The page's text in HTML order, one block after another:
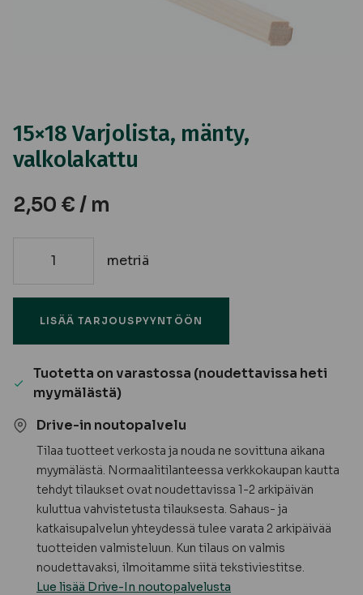
15×18 Varjolista, mänty,
valkolakattu
2,50 € / m
valkolakattu
määrä
metriä
LISÄÄ TARJOUSPYYNTÖÖN
Tuotetta on varastossa (noudettavissa heti
myymälästä)
Drive-in noutopalvelu
Tilaa tuotteet verkosta ja nouda ne sovittuna aikana
myymälästä. Normaalitilanteessa verkkokaupan kautta
tehdyt tilaukset ovat noudettavissa 1-2 arkipäivän
kuluttua vahvistetusta tilauksesta. Sahaus- ja
katkaisupalvelun yhteydessä tulee varata 2 arkipäivää
tuotteiden valmisteluun. Kun tilaus on valmis
noudettavaksi, ilmoitamme siitä tekstiviestitse.
Lue lisää Drive-In noutopalvelusta